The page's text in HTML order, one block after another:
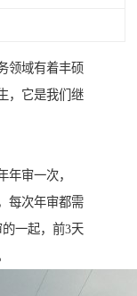
领域有着丰硕
，它是我们继
年审一次，
每次年审都需
一起，前3天